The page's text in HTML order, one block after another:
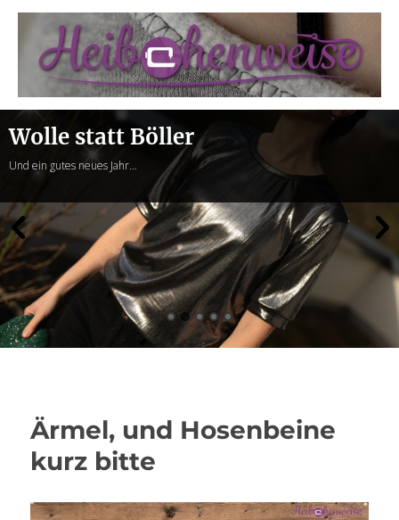
Heibchenweise
Wolle statt Böller
Und ein gutes neues Jahr…
Ärmel, und Hosenbeine
kurz bitte